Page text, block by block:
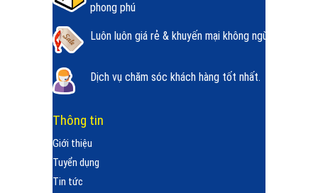
phong phú
Luôn luôn giá rẻ & khuyến mại không ngừng.
Dịch vụ chăm sóc khách hàng tốt nhất.
Thông tin
Giới thiệu
Tuyển dụng
Tin tức